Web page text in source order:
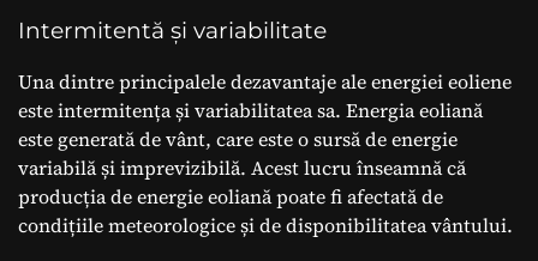
Intermitentă și variabilitate
Una dintre principalele dezavantaje ale energiei eoliene
este intermitența și variabilitatea sa. Energia eoliană
este generată de vânt, care este o sursă de energie
variabilă și imprevizibilă. Acest lucru înseamnă că
producția de energie eoliană poate fi afectată de
condițiile meteorologice și de disponibilitatea vântului.